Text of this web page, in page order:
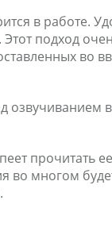
в работе.
подход
во
озвучиванием
прочитать
во многом